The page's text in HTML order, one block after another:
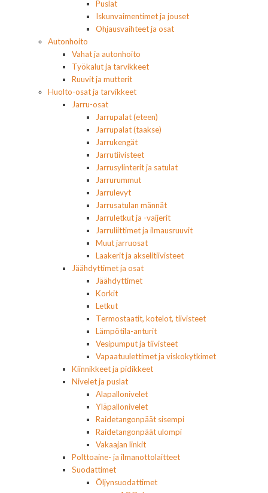
Puslat
Iskunvaimentimet ja jouset
Ohjausvaihteet ja osat
Autonhoito
Vahat ja autonhoito
Työkalut ja tarvikkeet
Ruuvit ja mutterit
Huolto-osat ja tarvikkeet
Jarru-osat
Jarrupalat (eteen)
Jarrupalat (taakse)
Jarrukengät
Jarrutiivisteet
Jarrusylinterit ja satulat
Jarrurummut
Jarrulevyt
Jarrusatulan männät
Jarruletkut ja -vaijerit
Jarruliittimet ja ilmausruuvit
Muut jarruosat
Laakerit ja akselitiivisteet
Jäähdyttimet ja osat
Jäähdyttimet
Korkit
Letkut
Termostaatit, kotelot, tiivisteet
Lämpötila-anturit
Vesipumput ja tiivisteet
Vapaatuulettimet ja viskokytkimet
Kiinnikkeet ja pidikkeet
Nivelet ja puslat
Alapallonivelet
Yläpallonivelet
Raidetangonpäät sisempi
Raidetangonpäät ulompi
Vakaajan linkit
Polttoaine- ja ilmanottolaitteet
Suodattimet
Öljynsuodattimet